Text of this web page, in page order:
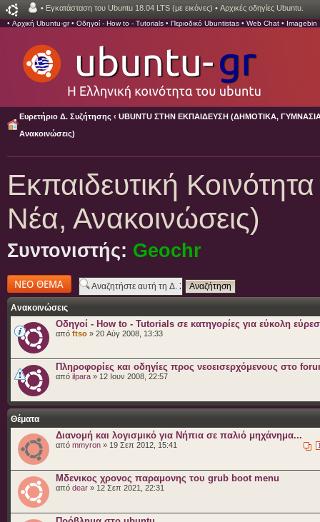
• Εγκατάσταση του Ubuntu 18.04 LTS (με εικόνες) • Αρχικές οδηγίες Ubuntu.
• Αρχική Ubuntu-gr• Οδηγοί - How to - Tutorials • Περιοδικό Ubuntistas • Web Chat • Imagebin
Ευρετήριο Δ. Συζήτησης ‹ UBUNTU ΣΤΗΝ ΕΚΠΑΙΔΕΥΣΗ (ΔΗΜΟΤΙΚΑ,
Ανακοινώσεις)
Εκπαιδευτική
Νέα, Ανακοινώσεις)
Συντονιστής: Geochr
Δημιουργία νέου
θέματος
Ανακοινώσεις
Οδηγοί - How to - Tutorials σε κατηγορίες για εύκολη
από ftso » 20 Αύγ 2008, 13:33
Πληροφορίες και οδηγίες προς νεοεισερχόμενους στο
από ilpara » 12 Ιουν 2008, 22:57
Θέματα
Διανομή και λογισμικό για Νήπια σε παλιό μηχάνημα...
από mmyron » 19 Σεπ 2012, 15:41
Μδενικος χρονος παραμονης του grub boot menu
από dear » 12 Σεπ 2021, 22:31